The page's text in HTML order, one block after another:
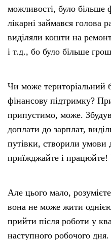
можливості, було більше
лікарні займався голова
виділяли кошти на
і т.д., бо було більше
Чи може територіальний
фінансову підтримку?
припустимо, може.
доплати до зарплат,
путівки, створили умови
приїжджайте і працюйте!
Але цього мало,
вона не може жити
прийти після роботи у
наступного робочого